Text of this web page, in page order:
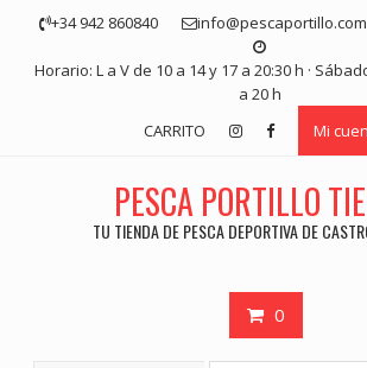
contenido
+34 942 860840 info@pescaportillo.com
Horario: L a V de 10 a 14 y 17 a 20:30 h ·
a 20 h
CARRITO
Mi
PESCA PORTILLO
TU TIENDA DE PESCA DEPORTIVA DE
0